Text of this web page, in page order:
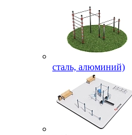
сталь, алюминий)